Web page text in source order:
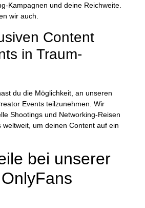
Kampagnen und deine Reichweite.
wir auch.
Content
in Traum-
du die Möglichkeit, an unseren
Events teilzunehmen. Wir
Shootings und Networking-Reisen
um deinen Content auf ein
bei unserer